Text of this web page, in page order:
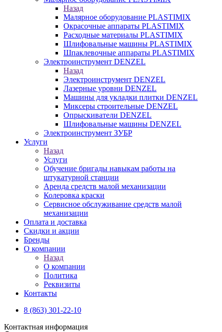
Назад
Малярное оборудование PLASTIMIX
Окрасочные аппараты PLASTIMIX
Расходные материалы PLASTIMIX
Шлифовальные машины PLASTIMIX
Шпаклевочные аппараты PLASTIMIX
Электроинструмент DENZEL
Назад
Электроинструмент DENZEL
Лазерные уровни DENZEL
Машины для укладки плитки DENZEL
Миксеры строительные DENZEL
Опрыскиватели DENZEL
Шлифовальные машины DENZEL
Электроинструмент ЗУБР
Услуги
Назад
Услуги
Обучение бригады навыкам работы на
штукатурной станции
Аренда средств малой механизации
Колеровка краски
Сервисное обслуживание средств малой
механизации
Оплата и доставка
Скидки и акции
Бренды
О компании
Назад
О компании
Политика
Реквизиты
Контакты
8 (863) 301-22-10
Контактная информация